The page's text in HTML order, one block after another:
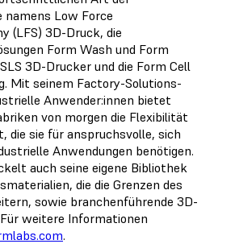
Low Force
(LFS) 3D-Druck, die
Form Wash und Form
3D-Drucker und die Form Cell
Mit seinem Factory-Solutions-
Anwender:innen bietet
von morgen die Flexibilität
die sie für anspruchsvolle, sich
Anwendungen benötigen.
auch seine eigene Bibliothek
die die Grenzen des
sowie branchenführende 3D-
weitere Informationen
.